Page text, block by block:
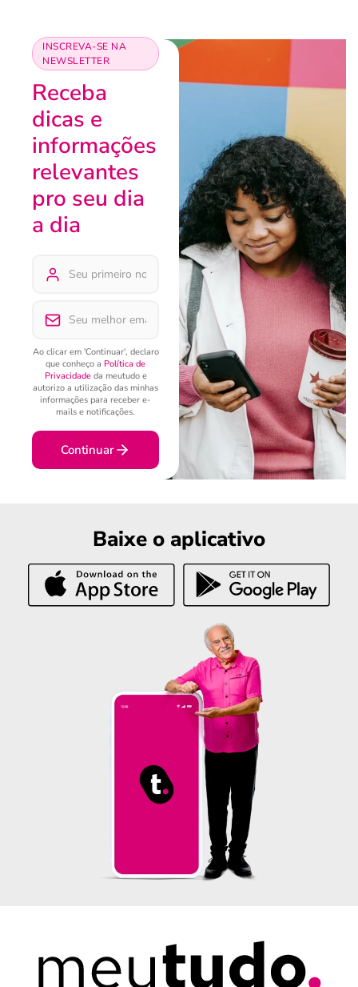
INSCREVA-SE NA
NEWSLETTER
Receba
dicas e
informações
relevantes
pro seu dia
a dia
Ao clicar em 'Continuar', declaro
que conheço a Política de
Privacidadeda meutudo e
autorizo a utilização das minhas
informações para receber e-
mails e notificações.
Continuar
Baixe o aplicativo